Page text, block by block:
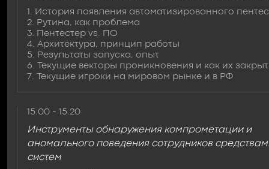
1. История появления автоматизированного
2. Рутина, как проблема
3. Пентестер vs. ПО
4. Архитектура, принцип работы
5. Результаты запуска, опыт
6. Текущие векторы проникновения и как их
7. Текущие игроки на мировом рынке и в РФ
15:00 - 15:20
Инструменты обнаружения компрометации и
аномального поведения сотрудников
систем